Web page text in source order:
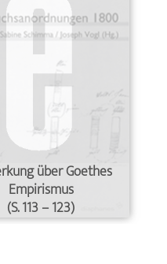
über Goethes
Empirismus
(S. 113 – 123)